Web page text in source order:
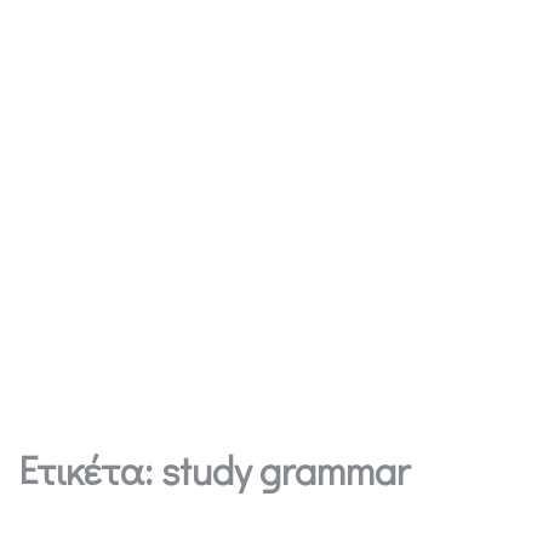
Ετικέτα:study grammar